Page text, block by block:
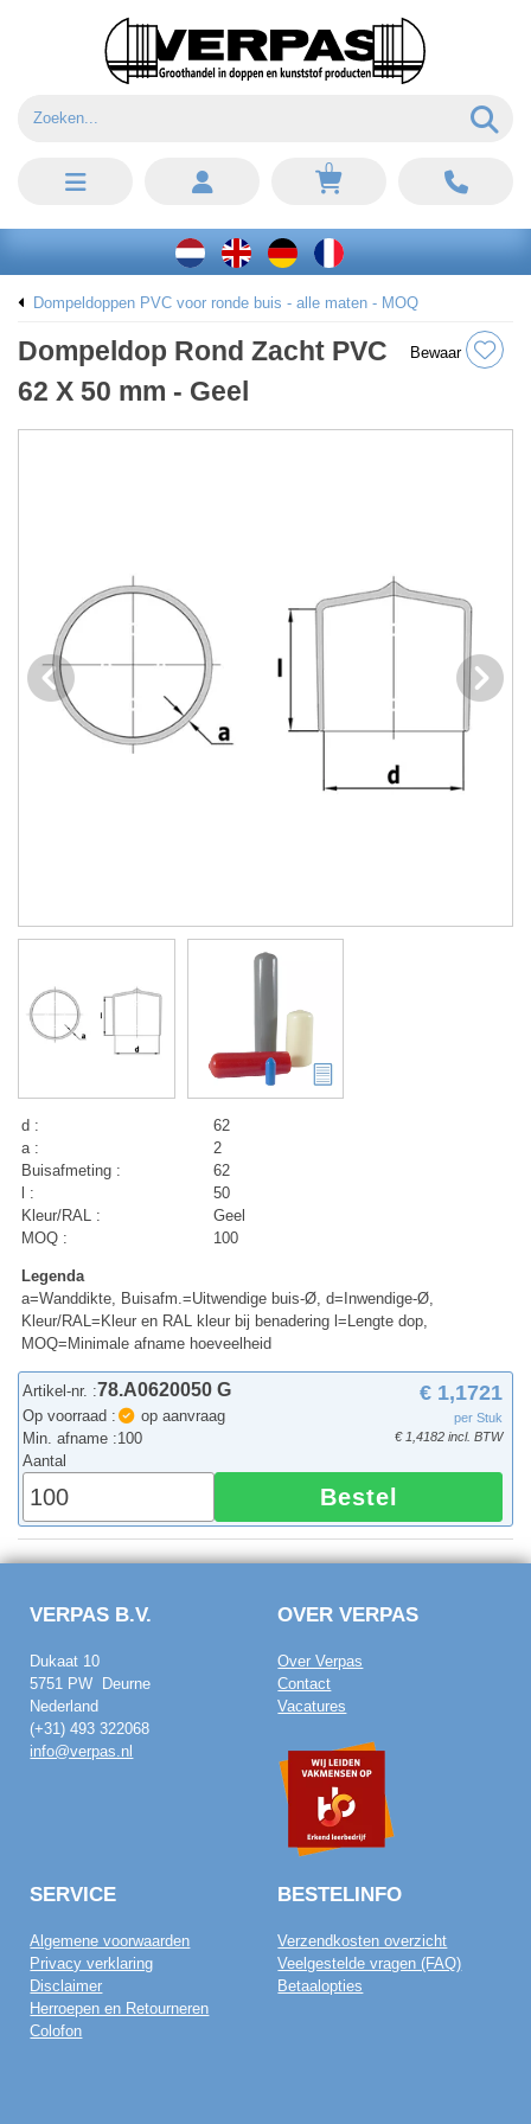
0
Dompeldoppen PVC voor ronde buis - alle maten - MOQ
Dompeldop Rond Zacht PVC
62 X 50 mm - Geel
Bewaar
d :
62
a :
2
Buisafmeting :
62
l :
50
Kleur/RAL :
Geel
MOQ :
100
Legenda
a=Wanddikte, Buisafm.=Uitwendige buis-Ø, d=Inwendige-Ø,
Kleur/RAL=Kleur en RAL kleur bij benadering l=Lengte dop,
MOQ=Minimale afname hoeveelheid
Artikel-nr. :78.A0620050 G
Op voorraad :
op aanvraag
Min. afname :100
€ 1,1721
per Stuk
€ 1,4182 incl. BTW
Aantal
Bestel
VERPAS B.V.
Dukaat 10
5751 PW Deurne
Nederland
(+31) 493 322068
info@verpas.nl
OVER VERPAS
Over Verpas
Contact
Vacatures
SERVICE
Algemene voorwaarden
Privacy verklaring
Disclaimer
Herroepen en Retourneren
Colofon
BESTELINFO
Verzendkosten overzicht
Veelgestelde vragen (FAQ)
Betaalopties